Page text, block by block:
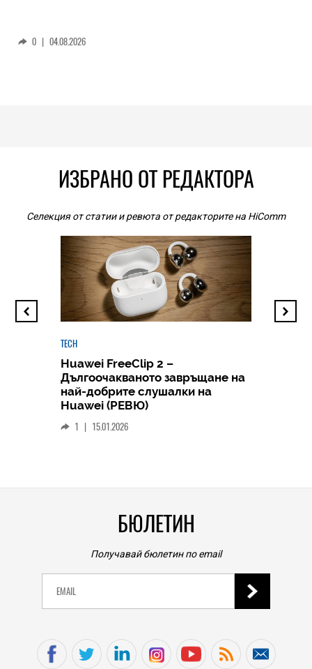
0 | 04.08.2026
ИЗБРАНО ОТ РЕДАКТОРА
Селекция от статии и ревюта от редакторите на HiComm
TECH
Huawei FreeClip 2 –
Дългоочакваното завръщане на
най-добрите слушалки на
Huawei (РЕВЮ)
1 | 15.01.2026
БЮЛЕТИН
Получавай бюлетин по email